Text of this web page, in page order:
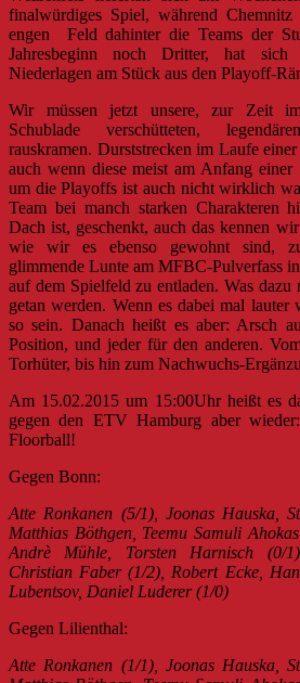
finalwürdiges Spiel, während
engen Feld dahinter die Teams der
Jahresbeginn noch Dritter, hat
Niederlagen am Stück aus den Playoff-
Wir müssen jetzt unsere, zur Zeit
Schublade verschütteten,
rauskramen. Durststrecken im Laufe
auch wenn diese meist am Anfang einer
um die Playoffs ist auch nicht wirklich
Team bei manch starken Charakteren
Dach ist, geschenkt, auch das kennen
wie wir es ebenso gewohnt sind,
glimmende Lunte am MFBC-Pulverfass
auf dem Spielfeld zu entladen. Was dazu
getan werden. Wenn es dabei mal lauter
so sein. Danach heißt es aber: Arsch
Position, und jeder für den anderen.
Torhüter, bis hin zum Nachwuchs-
Am 15.02.2015 um 15:00Uhr heißt es
gegen den ETV Hamburg aber
Floorball!
Gegen Bonn:
Atte Ronkanen (5/1), Joonas Hauska,
Matthias Böthgen, Teemu Samuli
Andrè Mühle, Torsten Harnisch (0/
Christian Faber (1/2), Robert Ecke,
Lubentsov, Daniel Luderer (1/0)
Gegen Lilienthal:
Atte Ronkanen (1/1), Joonas Hauska,